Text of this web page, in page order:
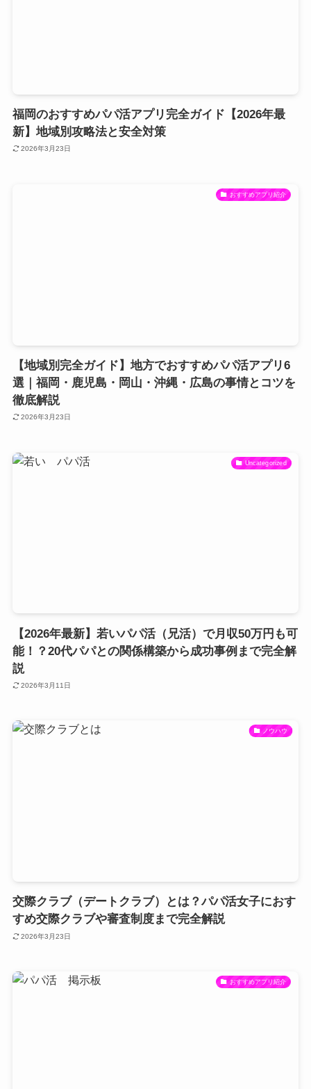
福岡のおすすめパパ活アプリ完全ガイド【2026年最
新】地域別攻略法と安全対策
2026年3月23日
おすすめアプリ紹介
【地域別完全ガイド】地方でおすすめパパ活アプリ6
選｜福岡・鹿児島・岡山・沖縄・広島の事情とコツを
徹底解説
2026年3月23日
Uncategorized
【2026年最新】若いパパ活（兄活）で月収50万円も可
能！？20代パパとの関係構築から成功事例まで完全解
説
2026年3月11日
ノウハウ
交際クラブ（デートクラブ）とは？パパ活女子におす
すめ交際クラブや審査制度まで完全解説
2026年3月23日
おすすめアプリ紹介